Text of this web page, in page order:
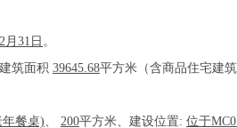
月31日 。
筑面积 39645.68平方米（含商品住宅建
餐桌)、 200平方米、建设位置: 位于